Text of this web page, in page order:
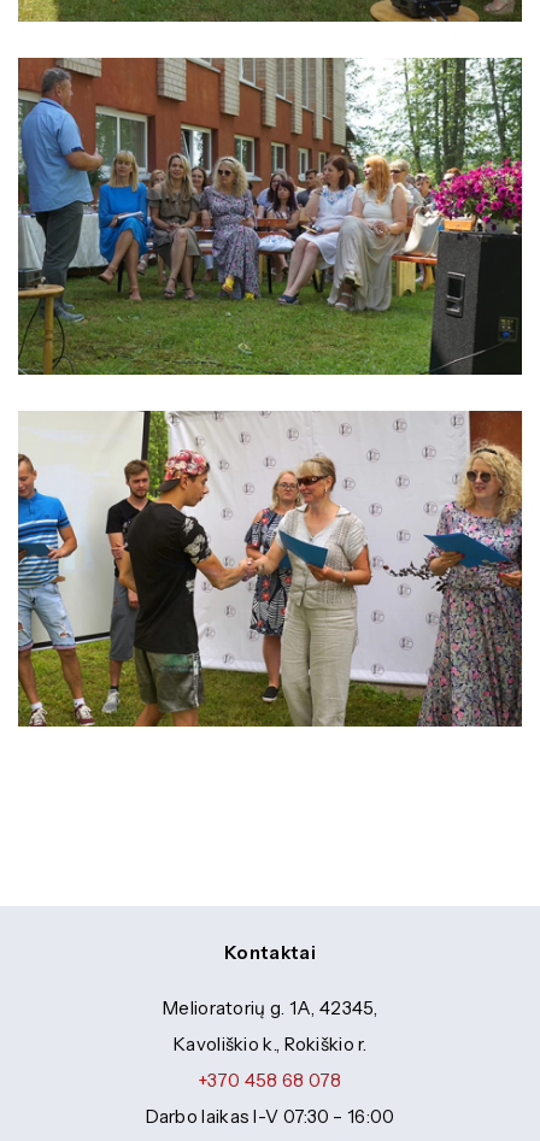
Kontaktai
Melioratorių g. 1A, 42345,
Kavoliškio k., Rokiškio r.
+370 458 68 078
Darbo laikas I-V 07:30 – 16:00